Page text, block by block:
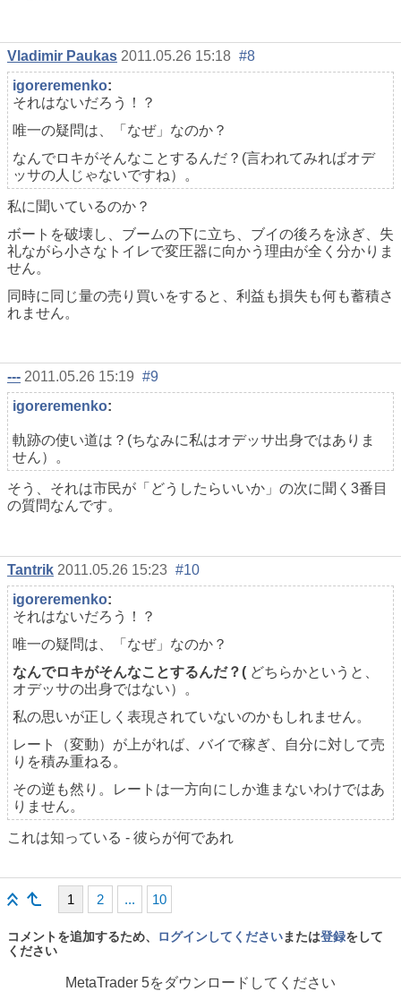
Vladimir Paukas 2011.05.26 15:18 #8
igoreremenko:
それはないだろう！？
唯一の疑問は、「なぜ」なのか？
なんでロキがそんなことするんだ？(言われてみればオデ
ッサの人じゃないですね）。
私に聞いているのか？
ボートを破壊し、ブームの下に立ち、ブイの後ろを泳ぎ、失
礼ながら小さなトイレで変圧器に向かう理由が全く分かりま
せん。
同時に同じ量の売り買いをすると、利益も損失も何も蓄積さ
れません。
--- 2011.05.26 15:19 #9
igoreremenko:
軌跡の使い道は？(ちなみに私はオデッサ出身ではありま
せん）。
そう、それは市民が「どうしたらいいか」の次に聞く3番目
の質問なんです。
Tantrik 2011.05.26 15:23 #10
igoreremenko:
それはないだろう！？
唯一の疑問は、「なぜ」なのか？
なんでロキがそんなことするんだ？( どちらかというと、
オデッサの出身ではない）。
私の思いが正しく表現されていないのかもしれません。
レート（変動）が上がれば、バイで稼ぎ、自分に対して売
りを積み重ねる。
その逆も然り。レートは一方向にしか進まないわけではあ
りません。
これは知っている - 彼らが何であれ
1 2 ... 10
コメントを追加するため、 ログインしてくださいまたは登録をして
ください
MetaTrader 5をダウンロードしてください